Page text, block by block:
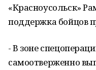
«Красноусольск»
поддержка бойцов
- В зоне
самоотверженно